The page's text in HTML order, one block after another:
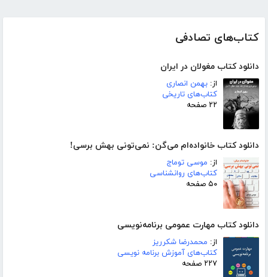
کتاب‌های تصادفی
دانلود کتاب مغولان در ایران
از: بهمن انصاری
کتاب‌های تاریخی
۲۲ صفحه
دانلود کتاب خانواده‌ام می‌گن: نمی‌تونی بهش برسی!
از: موسی توماج
کتاب‌های روانشناسی
۵۰ صفحه
دانلود کتاب مهارت عمومی برنامه‌نویسی
از: محمدرضا شکرریز
کتاب‌های آموزش برنامه نویسی
۲۲۷ صفحه